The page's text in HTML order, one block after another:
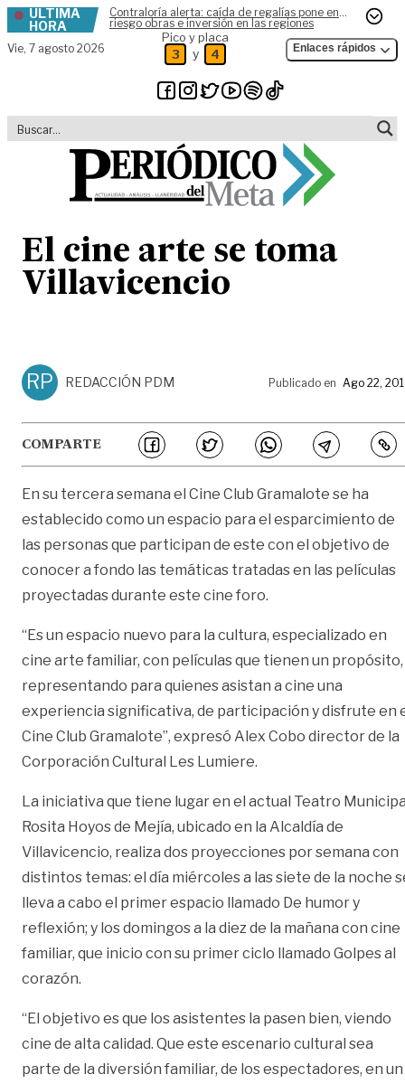
Skip to content
ÚLTIMA
HORA
Contraloría alerta: caída de regalías pone en
riesgo obras e inversión en las regiones
Vie, 7 agosto 2026
Pico y placa
3 y 4 Enlaces rápidos
El cine arte se toma
Villavicencio
RP REDACCIÓN PDM Publicado en Ago 22,
COMPARTE
En su tercera semana el Cine Club Gramalote se ha
establecido como un espacio para el esparcimiento de
las personas que participan de este con el objetivo de
conocer a fondo las temáticas tratadas en las películas
proyectadas durante este cine foro.
“Es un espacio nuevo para la cultura, especializado en
cine arte familiar, con películas que tienen un propósito,
representando para quienes asistan a cine una
experiencia significativa, de participación y disfrute en
Cine Club Gramalote”, expresó Alex Cobo director de la
Corporación Cultural Les Lumiere.
La iniciativa que tiene lugar en el actual Teatro
Rosita Hoyos de Mejía, ubicado en la Alcaldía de
Villavicencio, realiza dos proyecciones por semana con
distintos temas: el día miércoles a las siete de la noche
lleva a cabo el primer espacio llamado De humor y
reflexión; y los domingos a la diez de la mañana con cine
familiar, que inicio con su primer ciclo llamado Golpes al
corazón.
“El objetivo es que los asistentes la pasen bien, viendo
cine de alta calidad. Que este escenario cultural sea
parte de la diversión familiar, de los espectadores, en un